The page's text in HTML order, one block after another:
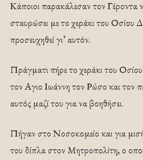
Κάποιοι παρακάλεσαν τον Γέροντα
σταυρώσει με το χεράκι του Οσίου
προσευχηθεί γι’ αυτόν.
Πράγματι πήρε το χεράκι του
τον Αγιο Ιωάννη τον Ρώσο και τον
αυτός μαζί του για να βοηθήσει.
Πήγαν στο Νοσοκομείο και για
του δίπλα στον Μητροπολίτη, ο